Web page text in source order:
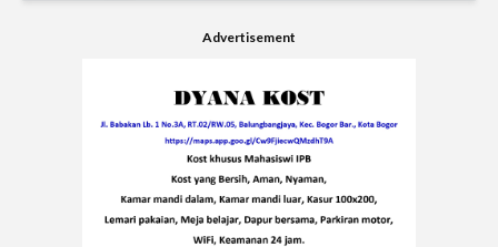
Advertisement